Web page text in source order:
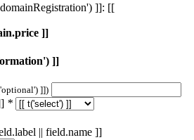
]]: [[
]]
]]
]])
*
|| field.name ]]